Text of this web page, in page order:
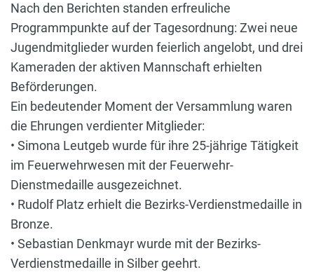
Nach den Berichten standen erfreuliche
Programmpunkte auf der Tagesordnung: Zwei neue
Jugendmitglieder wurden feierlich angelobt, und drei
Kameraden der aktiven Mannschaft erhielten
Beförderungen.
Ein bedeutender Moment der Versammlung waren
die Ehrungen verdienter Mitglieder:
• Simona Leutgeb wurde für ihre 25-jährige Tätigkeit
im Feuerwehrwesen mit der Feuerwehr-
Dienstmedaille ausgezeichnet.
• Rudolf Platz erhielt die Bezirks-Verdienstmedaille in
Bronze.
• Sebastian Denkmayr wurde mit der Bezirks-
Verdienstmedaille in Silber geehrt.